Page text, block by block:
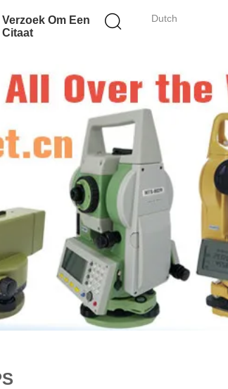
Dutch
Verzoek Om Een
Citaat